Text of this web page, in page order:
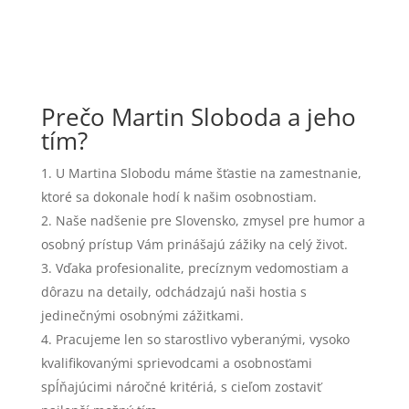
Prečo Martin Sloboda a jeho
tím?
U Martina Slobodu máme šťastie na zamestnanie,
ktoré sa dokonale hodí k našim osobnostiam.
Naše nadšenie pre Slovensko, zmysel pre humor a
osobný prístup Vám prinášajú zážiky na celý život.
Vďaka profesionalite, precíznym vedomostiam a
dôrazu na detaily, odchádzajú naši hostia s
jedinečnými osobnými zážitkami.
Pracujeme len so starostlivo vyberanými, vysoko
kvalifikovanými sprievodcami a osobnosťami
spĺňajúcimi náročné kritériá, s cieľom zostaviť